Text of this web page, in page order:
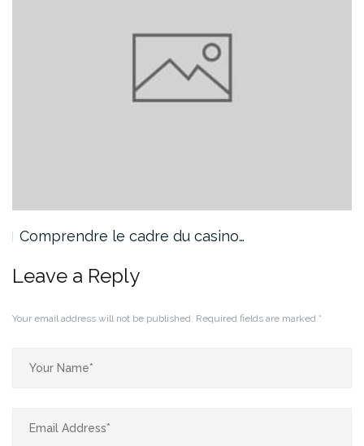
Comprendre le cadre du casino…
Leave a Reply
Your email address will not be published. Required fields are marked *